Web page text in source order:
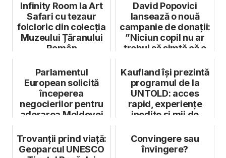
Infinity Room la Art
Safari cu tezaur
folcloric din colecția
Muzeului Țăranului
Român
David Popovici
lansează o nouă
campanie de donații:
”Niciun copil nu ar
trebui să simtă că e
Parlamentul
European solicită
începerea
negocierilor pentru
aderarea Moldovei
Kaufland își prezintă
programul de la
UNTOLD: acces
rapid, experiențe
inedite și mii de
Trovanții prind viață:
Geoparcul UNESCO
Convingere sau
învingere?